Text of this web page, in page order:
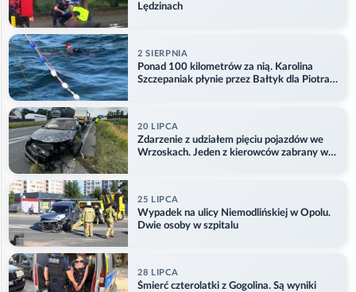
Lędzinach
2 SIERPNIA
Ponad 100 kilometrów za nią. Karolina
Szczepaniak płynie przez Bałtyk dla Piotra.
20 LIPCA
Zdarzenie z udziałem pięciu pojazdów we
Wrzoskach. Jeden z kierowców zabrany w
25 LIPCA
Wypadek na ulicy Niemodlińskiej w Opolu.
Dwie osoby w szpitalu
28 LIPCA
Śmierć czterolatki z Gogolina. Są wyniki